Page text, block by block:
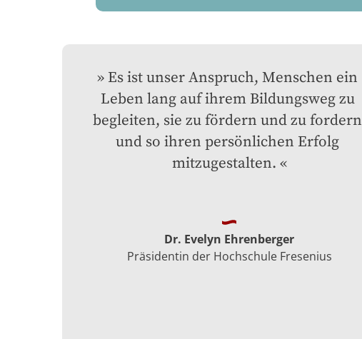
Es ist unser Anspruch, Menschen ein
Leben lang auf ihrem Bildungsweg zu
begleiten, sie zu fördern und zu fordern
und so ihren persönlichen Erfolg
mitzugestalten.
Dr. Evelyn Ehrenberger
Präsidentin der Hochschule Fresenius